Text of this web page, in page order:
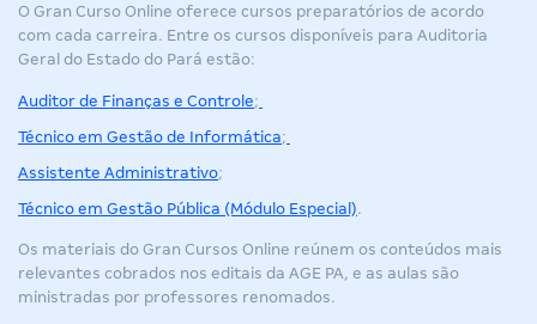
O Gran Curso Online oferece cursos preparatórios de acordo
com cada carreira. Entre os cursos disponíveis para Auditoria
Geral do Estado do Pará estão:
Auditor de Finanças e Controle;
Técnico em Gestão de Informática;
Assistente Administrativo;
Técnico em Gestão Pública (Módulo Especial).
Os materiais do Gran Cursos Online reúnem os conteúdos mais
relevantes cobrados nos editais da AGE PA, e as aulas são
ministradas por professores renomados.